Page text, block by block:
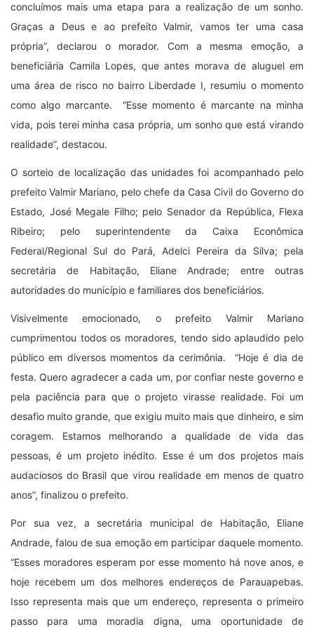
concluímos mais uma etapa para a realização de um sonho.
Graças a Deus e ao prefeito Valmir, vamos ter uma casa
própria”, declarou o morador. Com a mesma emoção, a
beneficiária Camila Lopes, que antes morava de aluguel em
uma área de risco no bairro Liberdade I, resumiu o momento
como algo marcante. “Esse momento é marcante na minha
vida, pois terei minha casa própria, um sonho que está virando
realidade”, destacou.
O sorteio de localização das unidades foi acompanhado pelo
prefeito Valmir Mariano, pelo chefe da Casa Civil do Governo do
Estado, José Megale Filho; pelo Senador da República, Flexa
Ribeiro; pelo superintendente da Caixa Econômica
Federal/Regional Sul do Pará, Adelci Pereira da Silva; pela
secretária de Habitação, Eliane Andrade; entre outras
autoridades do município e familiares dos beneficiários.
Visivelmente emocionado, o prefeito Valmir Mariano
cumprimentou todos os moradores, tendo sido aplaudido pelo
público em diversos momentos da cerimônia. “Hoje é dia de
festa. Quero agradecer a cada um, por confiar neste governo e
pela paciência para que o projeto virasse realidade. Foi um
desafio muito grande, que exigiu muito mais que dinheiro, e sim
coragem. Estamos melhorando a qualidade de vida das
pessoas, é um projeto inédito. Esse é um dos projetos mais
audaciosos do Brasil que virou realidade em menos de quatro
anos”, finalizou o prefeito.
Por sua vez, a secretária municipal de Habitação, Eliane
Andrade, falou de sua emoção em participar daquele momento.
“Esses moradores esperam por esse momento há nove anos, e
hoje recebem um dos melhores endereços de Parauapebas.
Isso representa mais que um endereço, representa o primeiro
passo para uma moradia digna, uma oportunidade de